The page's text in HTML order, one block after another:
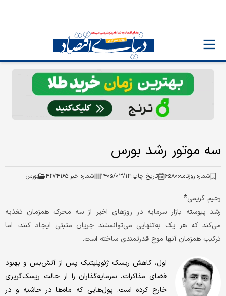
سه موتور رشد بورس
شماره روزنامه:۶۵۸۰ تاریخ چاپ:۱۴۰۵/۰۳/۱۳ شماره خبر:۴۲۷۴۱۶۵ بورس
رحیم کریمی*
رشد پیوسته بازار سرمایه در روزهای اخیر از سه محرک همزمان تغذیه
می‌کند که هر یک به‌تنهایی می‌توانستند جریان مثبتی ایجاد کنند، اما
ترکیب همزمان آنها موج قدرتمندی ساخته است.
اول، کاهش ریسک ژئوپلیتیک پس از آتش‌بس و بهبود
فضای مذاکرات، سرمایه‌گذاران را از حالت ریسک‌گریزی
خارج کرده است. پول‌هایی که ماه‌ها در حاشیه و در